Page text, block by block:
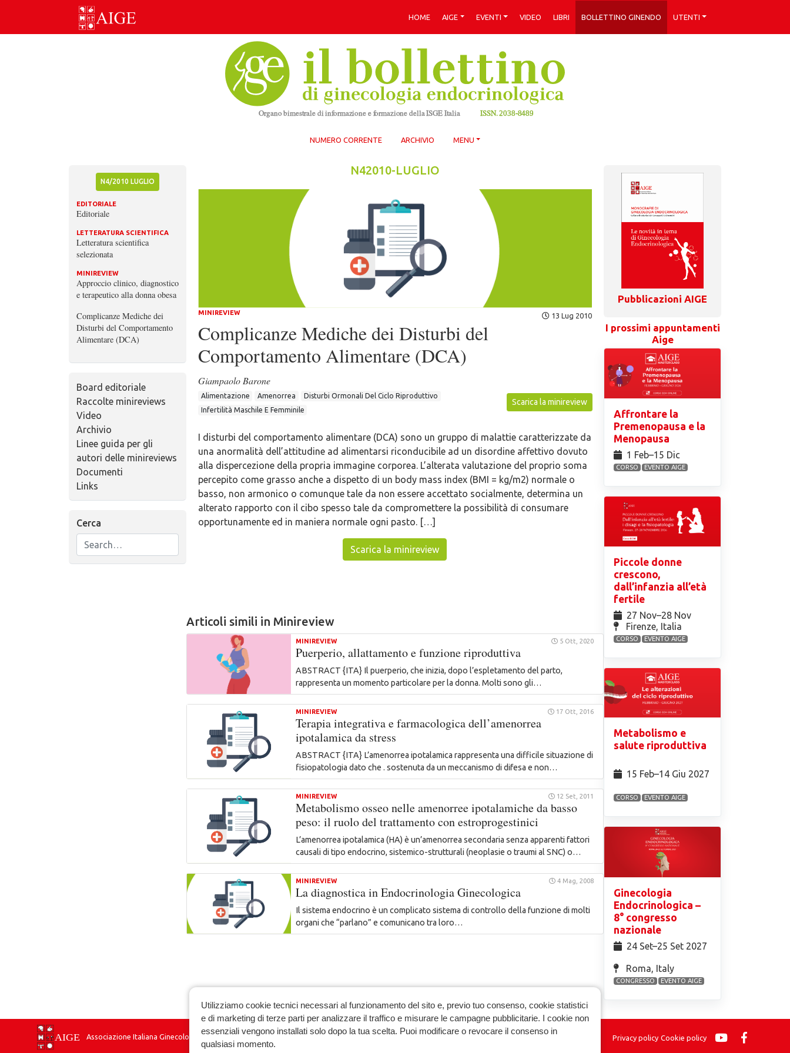
Skip
HOME AIGE EVENTI VIDEO LIBRI BOLLETTINO GINENDO UTENTI
NUMERO CORRENTE ARCHIVIO MENU
N4/2010 LUGLIO
EDITORIALE
Editoriale
LETTERATURA SCIENTIFICA
Letteratura scientifica
selezionata
MINIREVIEW
Approccio clinico, diagnostico
e terapeutico alla donna obesa
Complicanze Mediche dei
Disturbi del Comportamento
Alimentare (DCA)
Board editoriale
Raccolte minireviews
Video
Archivio
Linee guida per gli
autori delle minireviews
Documenti
Links
Cerca
N42010-LUGLIO
MINIREVIEW 13 Lug 2010
Complicanze Mediche dei Disturbi del
Comportamento Alimentare (DCA)
Giampaolo Barone
Alimentazione Amenorrea
Disturbi Ormonali Del Ciclo Riproduttivo
Infertilità Maschile E Femminile
Scarica la minireview
I disturbi del comportamento alimentare (DCA) sono un gruppo di malattie caratterizzate da
una anormalità dell’attitudine ad alimentarsi riconducibile ad un disordine affettivo dovuto
alla dispercezione della propria immagine corporea. L’alterata valutazione del proprio soma
percepito come grasso anche a dispetto di un body mass index (BMI = kg/m2) normale o
basso, non armonico o comunque tale da non essere accettato socialmente, determina un
alterato rapporto con il cibo spesso tale da compromettere la possibilità di consumare
opportunamente ed in maniera normale ogni pasto. […]
Scarica la minireview
Articoli simili in Minireview
MINIREVIEW 5 Ott, 2020
Puerperio, allattamento e funzione riproduttiva
ABSTRACT {ITA} Il puerperio, che inizia, dopo l’espletamento del parto,
rappresenta un momento particolare per la donna. Molti sono gli…
MINIREVIEW 17 Ott, 2016
Terapia integrativa e farmacologica dell’amenorrea
ipotalamica da stress
ABSTRACT {ITA} L’amenorrea ipotalamica rappresenta una difficile situazione di
fisiopatologia dato che . sostenuta da un meccanismo di difesa e non…
MINIREVIEW 12 Set, 2011
Metabolismo osseo nelle amenorree ipotalamiche da basso
peso: il ruolo del trattamento con estroprogestinici
L’amenorrea ipotalamica (HA) è un’amenorrea secondaria senza apparenti fattori
causali di tipo endocrino, sistemico-strutturali (neoplasie o traumi al SNC) o…
MINIREVIEW 4 Mag, 2008
La diagnostica in Endocrinologia Ginecologica
Il sistema endocrino è un complicato sistema di controllo della funzione di molti
organi che “parlano” e comunicano tra loro…
Pubblicazioni AIGE
I prossimi appuntamenti
Aige
Affrontare la
Premenopausa e la
Menopausa
1 Feb⁠–15 Dic
CORSO EVENTO AIGE
Piccole donne
crescono,
dall’infanzia all’età
fertile
27 Nov⁠–28 Nov
Firenze, Italia
CORSO EVENTO AIGE
Metabolismo e
salute riproduttiva
15 Feb⁠–14 Giu 2027
CORSO EVENTO AIGE
Ginecologia
Endocrinologica –
8° congresso
nazionale
24 Set⁠–25 Set 2027
Roma, Italy
CONGRESSO EVENTO AIGE
Associazione Italiana Ginecologia Endocrinologica Privacy policy Cookie policy
Utilizziamo cookie tecnici necessari al funzionamento del sito e, previo tuo consenso, cookie statistici
e di marketing di terze parti per analizzare il traffico e misurare le campagne pubblicitarie. I cookie non
essenziali vengono installati solo dopo la tua scelta. Puoi modificare o revocare il consenso in
qualsiasi momento.